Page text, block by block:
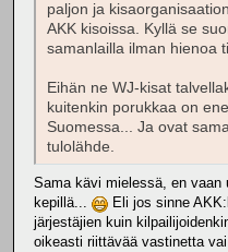
paljon ja
AKK kisoissa. Kyllä se
samanlailla ilman hienoa
Eihän ne WJ-kisat
kuitenkin porukkaa on
Suomessa... Ja ovat
tulolähde.
Sama kävi mielessä, en vaan
kepillä...
Eli jos sinne
järjestäjien kuin
oikeasti riittävää vastinetta